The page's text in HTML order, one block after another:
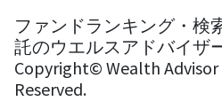
ファンドランキング・検
託のウエルスアドバイザ
Copyright© Wealth Advisor
Reserved.